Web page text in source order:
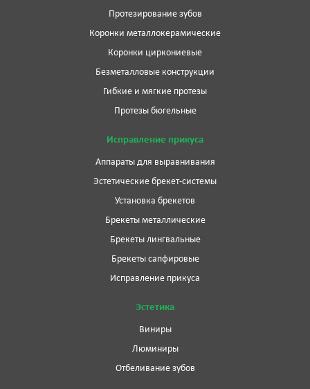
Протезирование зубов
Коронки металлокерамические
Коронки циркониевые
Безметалловые конструкции
Гибкие и мягкие протезы
Протезы бюгельные
Исправление прикуса
Аппараты для выравнивания
Эстетические брекет-системы
Установка брекетов
Брекеты металлические
Брекеты лингвальные
Брекеты сапфировые
Исправление прикуса
Эстетика
Виниры
Люминиры
Отбеливание зубов